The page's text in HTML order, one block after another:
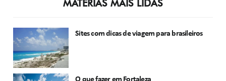
MATÉRIAS MAIS LIDAS
Sites com dicas de viagem para brasileiros
O que fazer em Fortaleza